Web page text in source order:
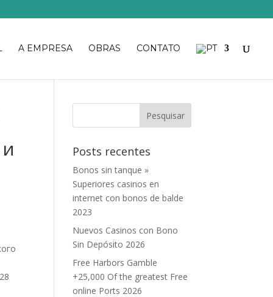
A EMPRESA OBRAS CONTATO
Posts recentes
Bonos sin tanque »
Superiores casinos en
internet con bonos de balde
2023
Nuevos Casinos con Bono
Sin Depósito 2026
Free Harbors Gamble
+25,000 Of the greatest Free
online Ports 2026